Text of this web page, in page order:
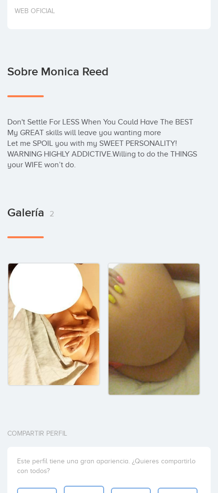
Invertir
WEB OFICIAL
Sobre Monica Reed
Don't Settle For LESS When You Could Have The BEST
My GREAT skills will leave you wanting more
Let me SPOIL you with my SWEET PERSONALITY!
WARNING HIGHLY ADDICTIVE.Willing to do the THINGS
your WIFE won’t do.
Galería 2
COMPARTIR PERFIL
Este perfil tiene una gran apariencia. ¿Quieres compartirlo
con todos?